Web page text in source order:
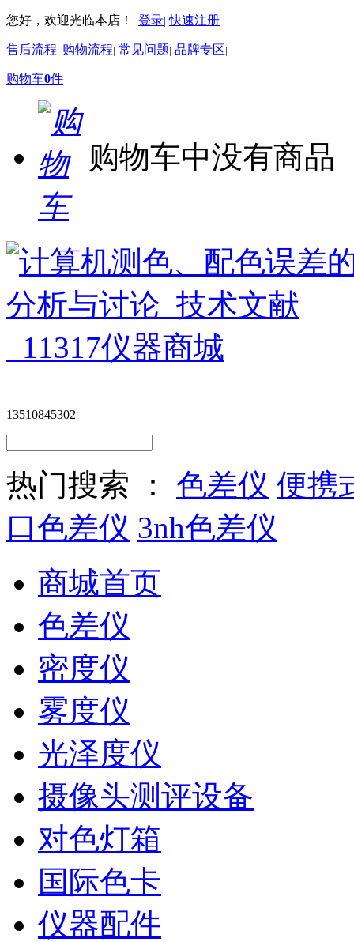
您好，欢迎光临本店！ | 登录| 快速注册
售后流程| 购物流程| 常见问题| 品牌专区|
购物车0件
购物车中没有商品
13510845302
热门搜索 ： 色差仪 便携
口色差仪 3nh色差仪
商城首页
色差仪
密度仪
雾度仪
光泽度仪
摄像头测评设备
对色灯箱
国际色卡
仪器配件